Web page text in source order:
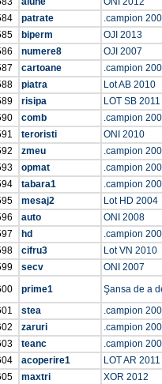
patrate
.campion
biperm
OJI 2013
numere8
OJI 2007
cartoane
.campion
piatra
Lot AB 2010
risipa
LOT SB 2011
comb
.campion
teroristi
ONI 2010
zmeu
.campion
opmat
.campion
tabara1
.campion
mesaj2
Lot HD 2004
auto
ONI 2008
hd
.campion
cifru3
Lot VN 2010
secv
ONI 2007
prime1
Şansa de a
stea
.campion
zaruri
.campion
teanc
.campion
acoperire1
LOT AR 2011
maxtri
XOR 2012